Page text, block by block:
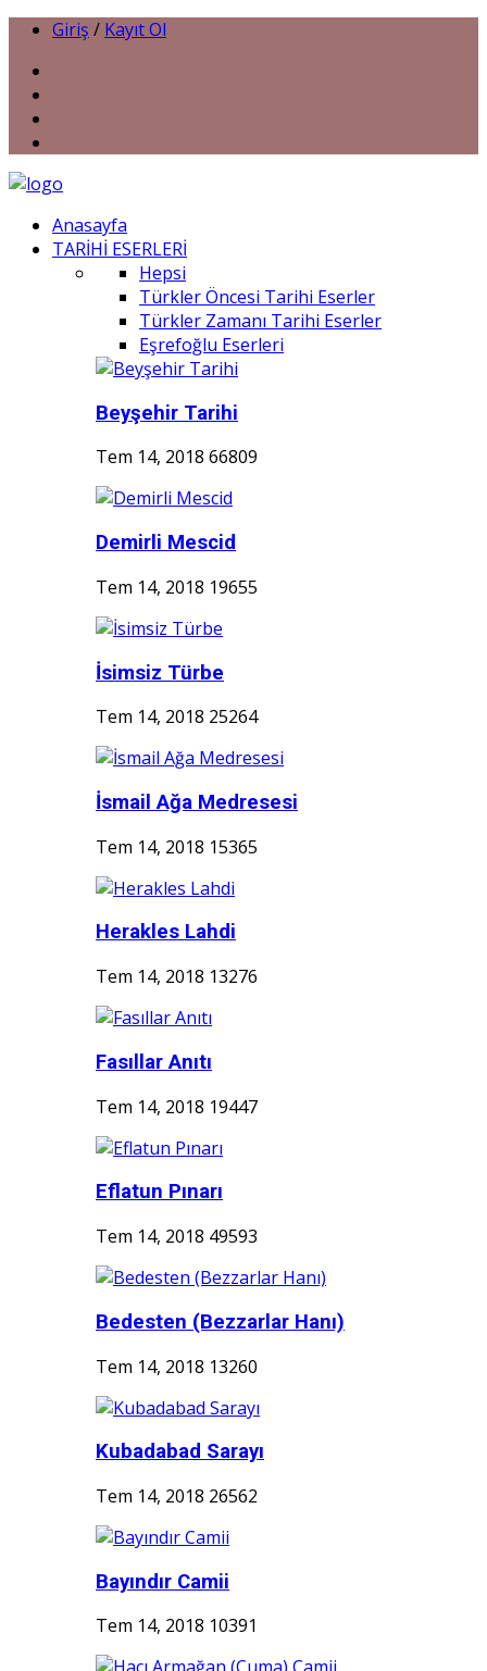
Giriş / Kayıt Ol
Anasayfa
TARİHİ ESERLERİ
Hepsi
Türkler Öncesi Tarihi Eserler
Türkler Zamanı Tarihi Eserler
Eşrefoğlu Eserleri
Beyşehir Tarihi
Tem 14, 2018 66809
Demirli Mescid
Tem 14, 2018 19655
İsimsiz Türbe
Tem 14, 2018 25264
İsmail Ağa Medresesi
Tem 14, 2018 15365
Herakles Lahdi
Tem 14, 2018 13276
Fasıllar Anıtı
Tem 14, 2018 19447
Eflatun Pınarı
Tem 14, 2018 49593
Bedesten (Bezzarlar Hanı)
Tem 14, 2018 13260
Kubadabad Sarayı
Tem 14, 2018 26562
Bayındır Camii
Tem 14, 2018 10391